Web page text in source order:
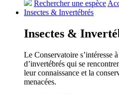
Rechercher une espèce
Insectes & Invertébrés
Insectes &
Le Conservatoire s’intéresse
d’invertébrés qui se
leur connaissance et la
menacées.